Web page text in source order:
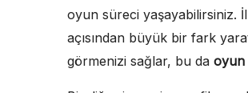
oyun süreci yaşayabilirsiniz.
açısından büyük bir fark
görmenizi sağlar, bu da oyun